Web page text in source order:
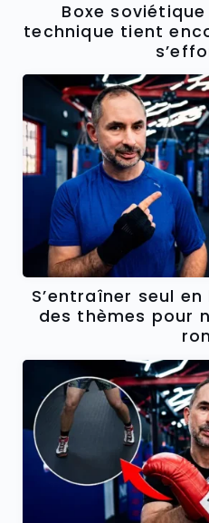
Boxe
technique tient
S’entraîner seul
des thèmes pour